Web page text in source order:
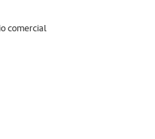
comercial